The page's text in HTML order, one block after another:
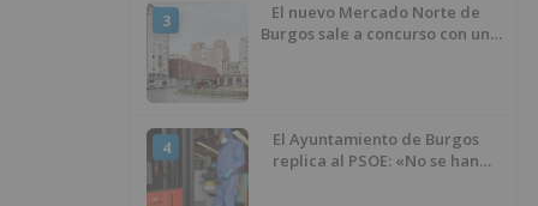
3
El nuevo Mercado Norte de
Burgos sale a concurso con un
4
El Ayuntamiento de Burgos
replica al PSOE: «No se han